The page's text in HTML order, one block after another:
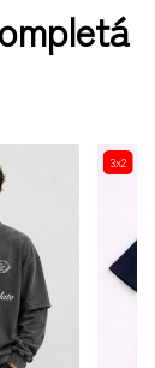
3x2